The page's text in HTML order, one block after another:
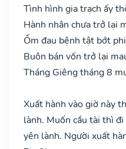
Tình hình gia trạch ấy
Hành nhân chưa trở lại
Ốm đau bệnh tật bớt
Buôn bán vốn trở lại
Tháng Giêng tháng 8
Xuất hành vào giờ này
lành. Muốn cầu tài thì
yên lành. Người xuất